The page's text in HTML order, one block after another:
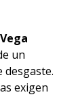
un
desgaste.
exigen